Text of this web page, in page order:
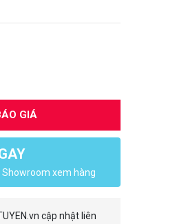
GIÁ
Showroom xem hàng
cập nhật liên